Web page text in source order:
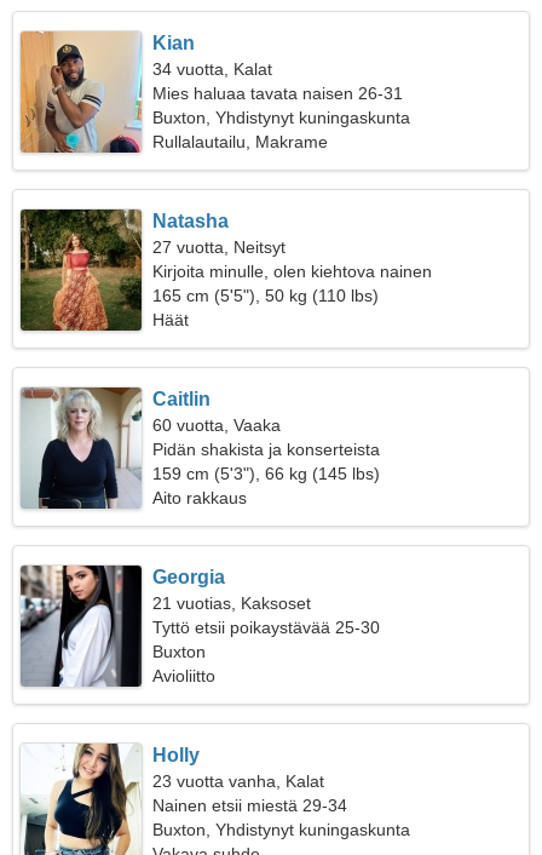
Kian
34 vuotta, Kalat
Mies haluaa tavata naisen 26-31
Buxton, Yhdistynyt kuningaskunta
Rullalautailu, Makrame
Natasha
27 vuotta, Neitsyt
Kirjoita minulle, olen kiehtova nainen
165 cm (5'5"), 50 kg (110 lbs)
Häät
Caitlin
60 vuotta, Vaaka
Pidän shakista ja konserteista
159 cm (5'3"), 66 kg (145 lbs)
Aito rakkaus
Georgia
21 vuotias, Kaksoset
Tyttö etsii poikaystävää 25-30
Buxton
Avioliitto
Holly
23 vuotta vanha, Kalat
Nainen etsii miestä 29-34
Buxton, Yhdistynyt kuningaskunta